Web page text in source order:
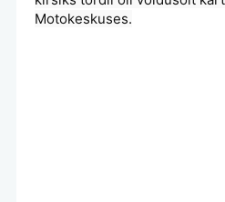
Motokeskuses.